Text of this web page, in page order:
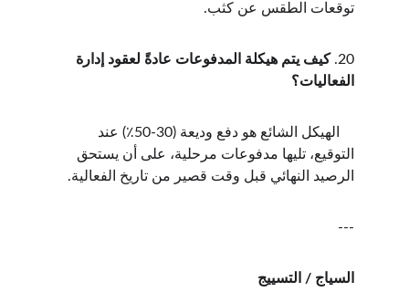
توقعات الطقس عن كثب.
20. كيف يتم هيكلة المدفوعات عادةً لعقود إدارة
الفعاليات؟
    الهيكل الشائع هو دفع وديعة (30-50٪) عند
التوقيع، تليها مدفوعات مرحلية، على أن يستحق
الرصيد النهائي قبل وقت قصير من تاريخ الفعالية.
---
السياج / التسييج